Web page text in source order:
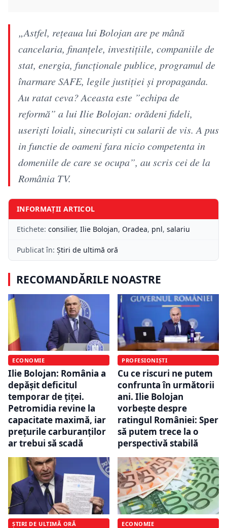
„Astfel, rețeaua lui Bolojan are pe mână
cancelaria, finanțele, investițiile, companiile de
stat, energia, funcționale publice, programul de
înarmare SAFE, legile justiției și propaganda.
Au ratat ceva? Aceasta este ”echipa de
reformă” a lui Ilie Bolojan: orădeni fideli,
useriști loiali, sinecuriști cu salarii de vis. A pus
in functie de oameni fara nicio competenta in
domeniile de care se ocupa”, au scris cei de la
România TV.
INFORMAȚII ARTICOL
Etichete: consilier, Ilie Bolojan, Oradea, pnl, salariu
Publicat în: Știri de ultimă oră
RECOMANDĂRILE NOASTRE
ECONOMIE
Ilie Bolojan: România a
depășit deficitul
temporar de țiței.
Petromidia revine la
capacitate maximă, iar
prețurile carburanților
ar trebui să scadă
PROFESIONIȘTI
Cu ce riscuri ne putem
confrunta în următorii
ani. Ilie Bolojan
vorbește despre
ratingul României: Sper
să putem trece la o
perspectivă stabilă
ȘTIRI DE ULTIMĂ ORĂ ECONOMIE